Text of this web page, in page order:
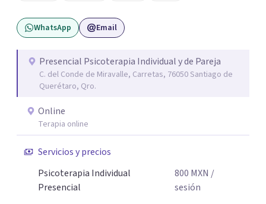
WhatsApp Email
Presencial Psicoterapia Individual y de Pareja
C. del Conde de Miravalle, Carretas, 76050 Santiago de
Querétaro, Qro.
Online
Terapia online
Servicios y precios
Psicoterapia Individual
Presencial
800 MXN /
sesión